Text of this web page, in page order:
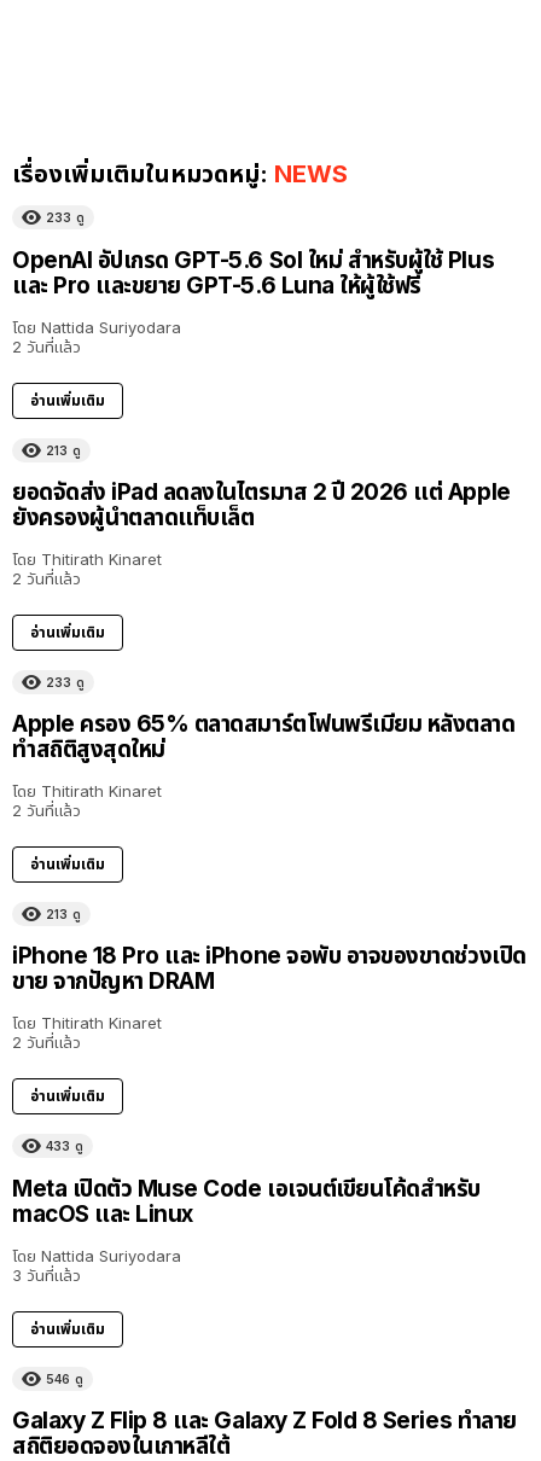
เรื่องเพิ่มเติมในหมวดหมู่: NEWS
233 ดู
OpenAI อัปเกรด GPT-5.6 Sol ใหม่ สำหรับผู้ใช้ Plus
และ Pro และขยาย GPT-5.6 Luna ให้ผู้ใช้ฟรี
โดย Nattida Suriyodara
2 วันที่แล้ว
อ่านเพิ่มเติม
213 ดู
ยอดจัดส่ง iPad ลดลงในไตรมาส 2 ปี 2026 แต่ Apple
ยังครองผู้นำตลาดแท็บเล็ต
โดย Thitirath Kinaret
2 วันที่แล้ว
อ่านเพิ่มเติม
233 ดู
Apple ครอง 65% ตลาดสมาร์ตโฟนพรีเมียม หลังตลาด
ทำสถิติสูงสุดใหม่
โดย Thitirath Kinaret
2 วันที่แล้ว
อ่านเพิ่มเติม
213 ดู
iPhone 18 Pro และ iPhone จอพับ อาจของขาดช่วงเปิด
ขาย จากปัญหา DRAM
โดย Thitirath Kinaret
2 วันที่แล้ว
อ่านเพิ่มเติม
433 ดู
Meta เปิดตัว Muse Code เอเจนต์เขียนโค้ดสำหรับ
macOS และ Linux
โดย Nattida Suriyodara
3 วันที่แล้ว
อ่านเพิ่มเติม
546 ดู
Galaxy Z Flip 8 และ Galaxy Z Fold 8 Series ทำลาย
สถิติยอดจองในเกาหลีใต้